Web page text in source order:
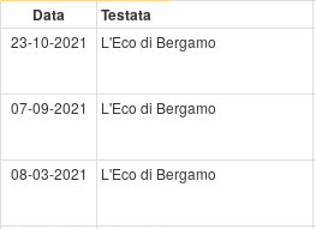
Data Testata
23-10-2021 L'Eco di Bergamo
07-09-2021
L'Eco di Bergamo
08-03-2021
L'Eco di Bergamo